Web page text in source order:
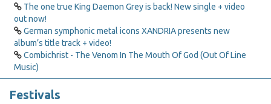
The one true King Daemon Grey is back! New single + video
out now!
German symphonic metal icons XANDRIA presents new
album’s title track + video!
Combichrist - The Venom In The Mouth Of God (Out Of Line
Music)
Festivals